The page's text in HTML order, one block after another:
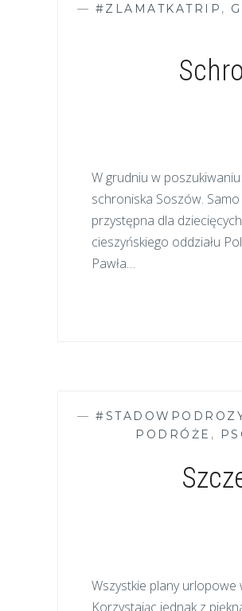
— #ZLAMATKATRIP ,
W grudniu w
schroniska Soszów.
przystępna dla
cieszyńskiego oddziału
Pawła…
—
PODRÓŻE ,
Wszystkie plany
Korzystając jednak z